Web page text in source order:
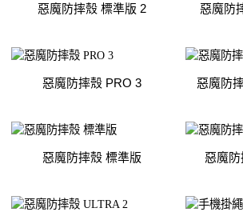
惡魔防摔殼 標準版 2 惡魔防
惡魔防摔殼 PRO 3 惡魔防
惡魔防摔殼 標準版 惡魔